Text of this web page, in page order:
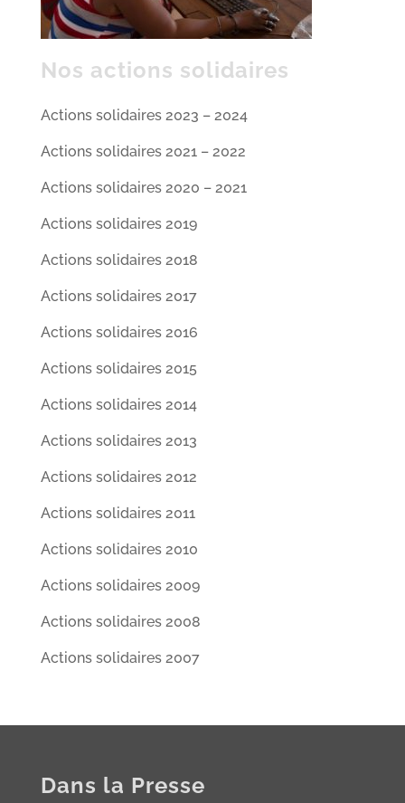
Nos actions solidaires
Actions solidaires 2023 – 2024
Actions solidaires 2021 – 2022
Actions solidaires 2020 – 2021
Actions solidaires 2019
Actions solidaires 2018
Actions solidaires 2017
Actions solidaires 2016
Actions solidaires 2015
Actions solidaires 2014
Actions solidaires 2013
Actions solidaires 2012
Actions solidaires 2011
Actions solidaires 2010
Actions solidaires 2009
Actions solidaires 2008
Actions solidaires 2007
Dans la Presse